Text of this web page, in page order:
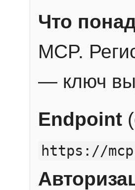
Что
MCP.
— ключ
Endpoint
https://